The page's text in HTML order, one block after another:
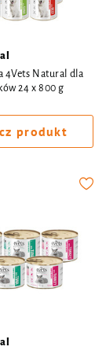
4Vets Natural dla
24 x 800 g
produkt